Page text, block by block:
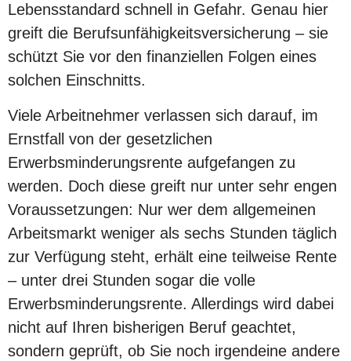
Lebensstandard schnell in Gefahr. Genau hier
greift die Berufsunfähigkeitsversicherung – sie
schützt Sie vor den finanziellen Folgen eines
solchen Einschnitts.
Viele Arbeitnehmer verlassen sich darauf, im
Ernstfall von der gesetzlichen
Erwerbsminderungsrente aufgefangen zu
werden. Doch diese greift nur unter sehr engen
Voraussetzungen: Nur wer dem allgemeinen
Arbeitsmarkt weniger als sechs Stunden täglich
zur Verfügung steht, erhält eine teilweise Rente
– unter drei Stunden sogar die volle
Erwerbsminderungsrente. Allerdings wird dabei
nicht auf Ihren bisherigen Beruf geachtet,
sondern geprüft, ob Sie noch irgendeine andere